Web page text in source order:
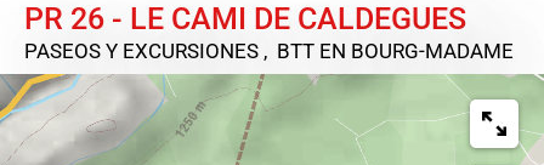
PR 26 - LE CAMI DE CALDEGUES
PASEOS Y EXCURSIONES , BTT EN BOURG-MADAME